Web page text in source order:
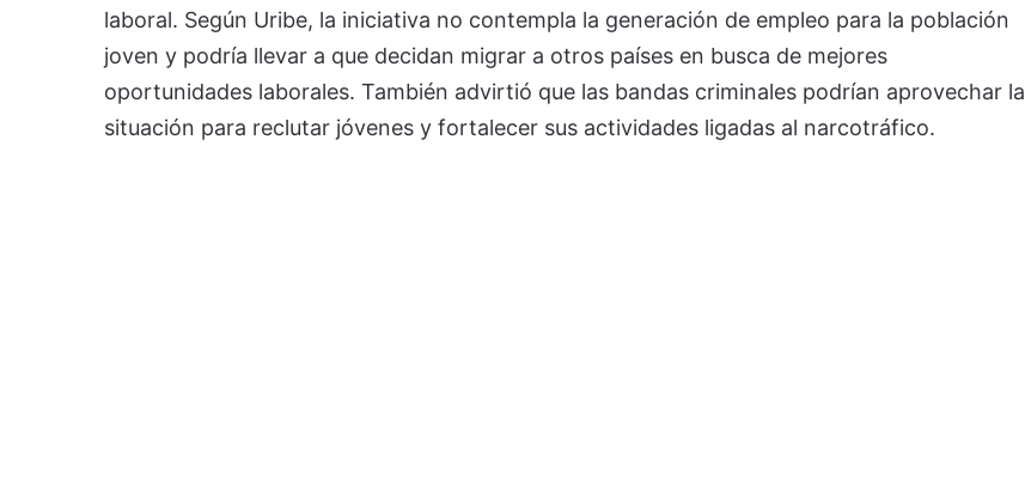
laboral. Según Uribe, la iniciativa no contempla la generación de empleo para la población
joven y podría llevar a que decidan migrar a otros países en busca de mejores
oportunidades laborales. También advirtió que las bandas criminales podrían aprovechar la
situación para reclutar jóvenes y fortalecer sus actividades ligadas al narcotráfico.